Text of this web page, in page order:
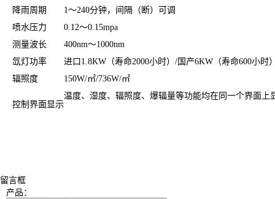
降雨周期
1～240分钟，间隔（断）可调
喷水压力
0.12～0.15mpa
测量波长
400nm～1000nm
氙灯功率
进口1.8KW（寿命2000小时）/国产6KW（寿命600小时
辐照度
150W/㎡/736W/㎡
控制界面显示
温度、湿度、辐照度、爆辐量等功能均在同一个界面上
留言框
产品：